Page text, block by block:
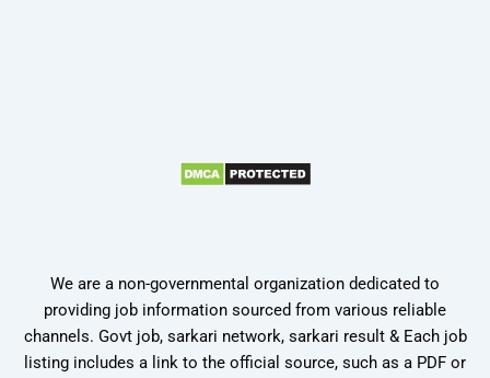
We are a non-governmental organization dedicated to
providing job information sourced from various reliable
channels. Govt job, sarkari network, sarkari result & Each job
listing includes a link to the official source, such as a PDF or